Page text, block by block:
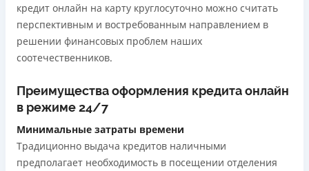
кредит онлайн на карту круглосуточно можно считать
перспективным и востребованным направлением в
решении финансовых проблем наших
соотечественников.
Преимущества оформления кредита онлайн
в режиме 24/7
Минимальные затраты времени
Традиционно выдача кредитов наличными
предполагает необходимость в посещении отделения